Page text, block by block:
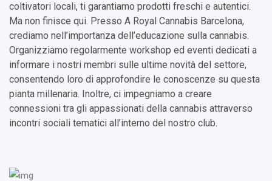
coltivatori locali, ti garantiamo prodotti freschi e autentici.
Ma non finisce qui. Presso A Royal Cannabis Barcelona,
crediamo nell’importanza dell’educazione sulla cannabis.
Organizziamo regolarmente workshop ed eventi dedicati a
informare i nostri membri sulle ultime novità del settore,
consentendo loro di approfondire le conoscenze su questa
pianta millenaria. Inoltre, ci impegniamo a creare
connessioni tra gli appassionati della cannabis attraverso
incontri sociali tematici all’interno del nostro club.